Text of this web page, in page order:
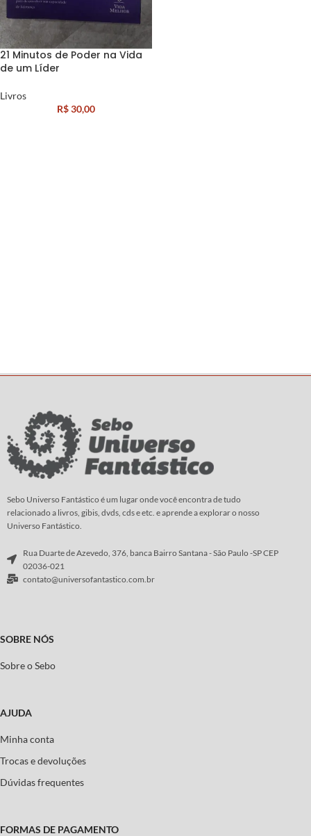
21 Minutos de Poder na Vida
de um Líder
Livros
R$30,00
Sebo Universo Fantástico é um lugar onde você encontra de tudo
relacionado a livros, gibis, dvds, cds e etc. e aprende a explorar o nosso
Universo Fantástico.
Rua Duarte de Azevedo, 376, banca Bairro Santana - São Paulo -SP CEP
02036-021
contato@universofantastico.com.br
SOBRE NÓS
Sobre o Sebo
AJUDA
Minha conta
Trocas e devoluções
Dúvidas frequentes
FORMAS DE PAGAMENTO